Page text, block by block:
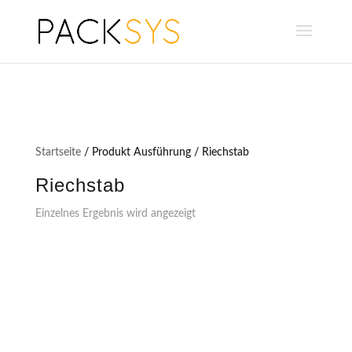
Startseite/ Produkt Ausführung / Riechstab
Riechstab
Einzelnes Ergebnis wird angezeigt